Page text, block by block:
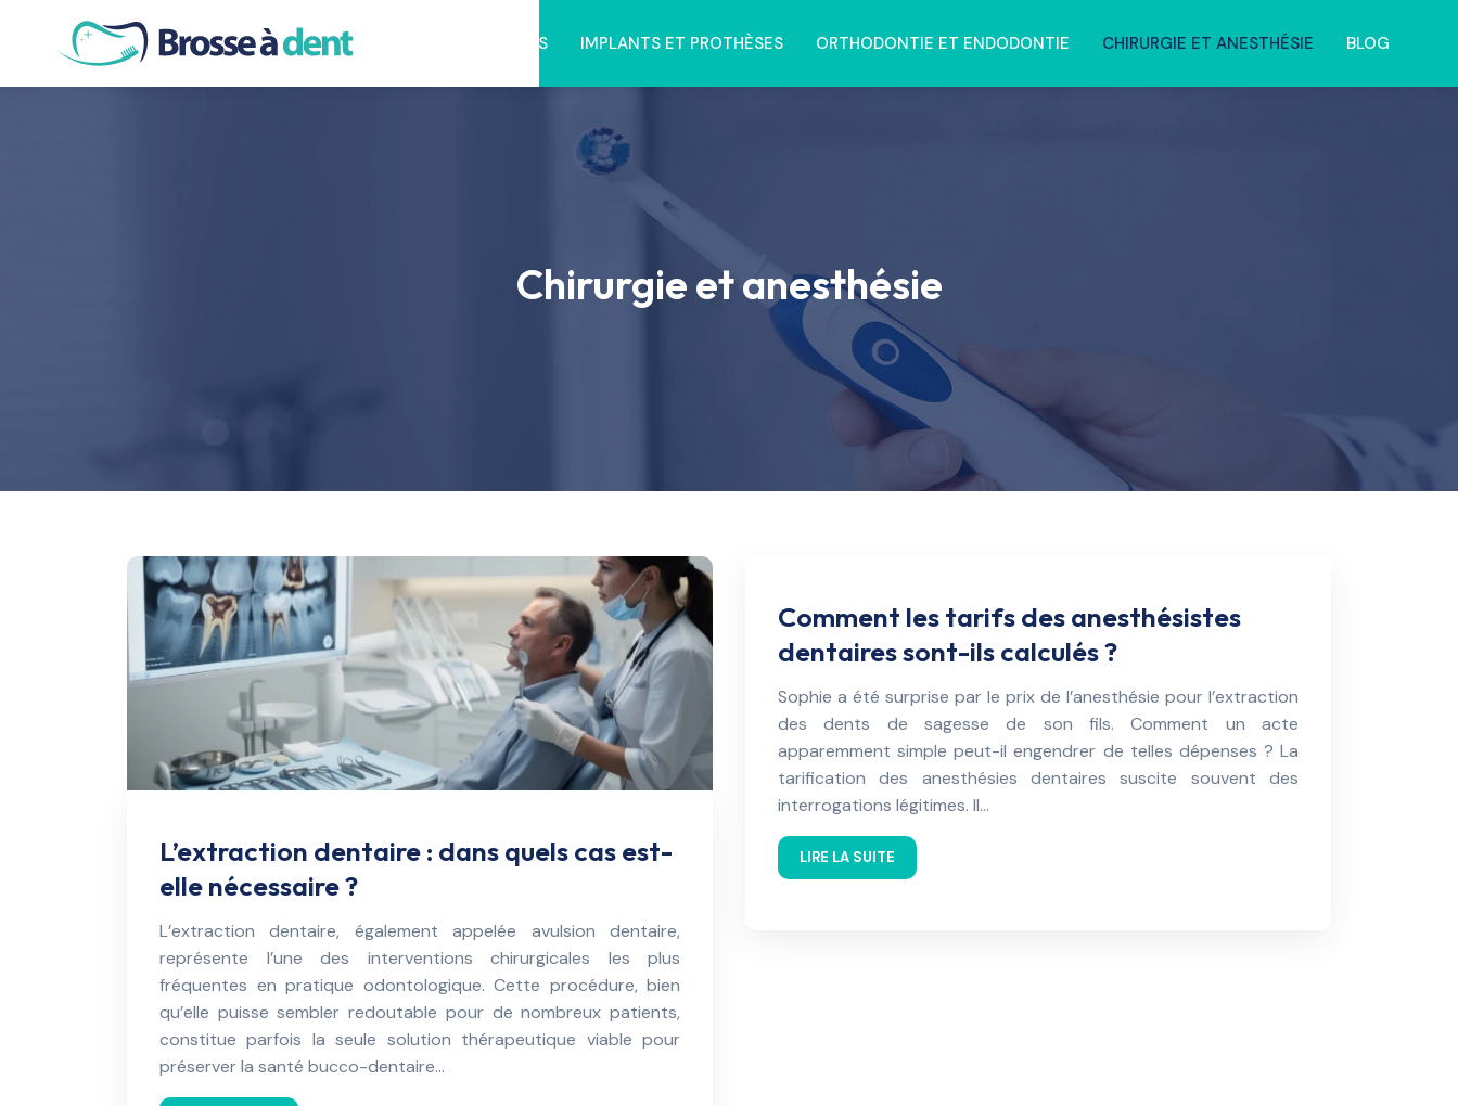
SOINS DENTAIRES IMPLANTS ET PROTHÈSES ORTHODONTIE ET ENDODONTIE CHIRURGIE ET ANESTHÉSIE BLOG
Chirurgie et anesthésie
L’extraction dentaire : dans quels cas est-
elle nécessaire ?
L’extraction dentaire, également appelée avulsion dentaire,
représente l’une des interventions chirurgicales les plus
fréquentes en pratique odontologique. Cette procédure, bien
qu’elle puisse sembler redoutable pour de nombreux patients,
constitue parfois la seule solution thérapeutique viable pour
préserver la santé bucco-dentaire…
Comment les tarifs des anesthésistes
dentaires sont-ils calculés ?
Sophie a été surprise par le prix de l’anesthésie pour l’extraction
des dents de sagesse de son fils. Comment un acte
apparemment simple peut-il engendrer de telles dépenses ? La
tarification des anesthésies dentaires suscite souvent des
interrogations légitimes. Il…
LIRE LA SUITE